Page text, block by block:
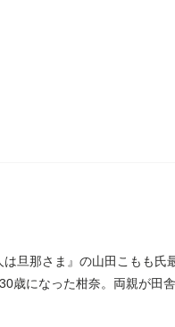
旦那さま』の山田こもも
になった柑奈。両親が田